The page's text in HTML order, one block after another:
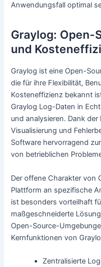
Anwendungsfall optimal
Graylog: Open-
und
Graylog ist eine Open-
die für ihre Flexibilität,
Kosteneffizienz bekannt
Graylog Log-Daten in
und analysieren. Dank
Visualisierung und
Software hervorragend
von betrieblichen
Der offene Charakter von
Plattform an spezifische
ist besonders vorteilhaft
maßgeschneiderte
Open-Source-
Kernfunktionen von
Zentralisierte